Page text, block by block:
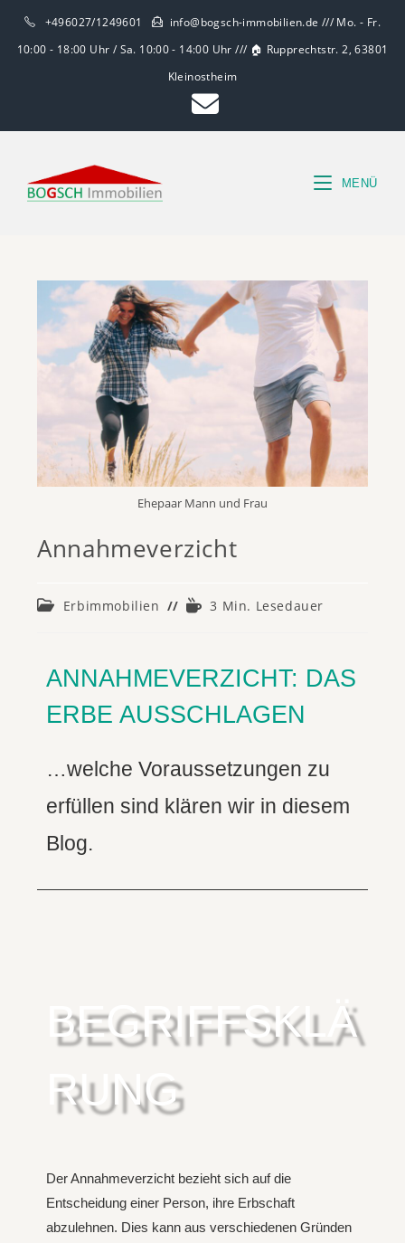
+496027/1249601
info@bogsch-immobilien.de /// Mo. - Fr.
10:00 - 18:00 Uhr / Sa. 10:00 - 14:00 Uhr /// 🏠 Rupprechtstr. 2, 63801
Kleinostheim
MENÜ
Ehepaar Mann und Frau
Annahmeverzicht
Erbimmobilien 3 Min. Lesedauer
ANNAHMEVERZICHT: DAS
ERBE AUSSCHLAGEN
…welche Voraussetzungen zu
erfüllen sind klären wir in diesem
Blog.
BEGRIFFSKLÄ
RUNG
Der Annahmeverzicht bezieht sich auf die
Entscheidung einer Person, ihre Erbschaft
abzulehnen. Dies kann aus verschiedenen Gründen